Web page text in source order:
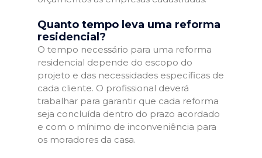
Quanto tempo leva uma reforma
residencial?
O tempo necessário para uma reforma
residencial depende do escopo do
projeto e das necessidades específicas de
cada cliente. O profissional deverá
trabalhar para garantir que cada reforma
seja concluída dentro do prazo acordado
e com o mínimo de inconveniência para
os moradores da casa.